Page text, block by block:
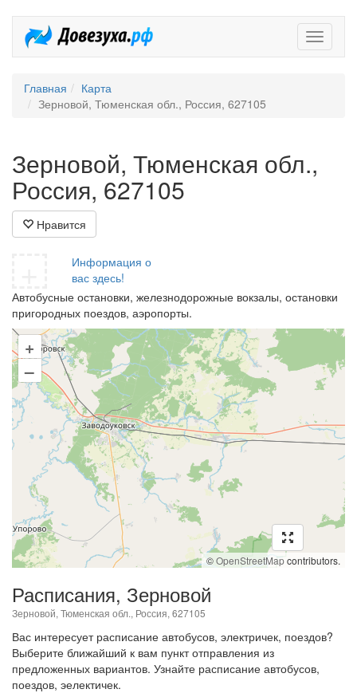
Главная
Карта
Зерновой, Тюменская обл., Россия, 627105
Зерновой, Тюменская обл.,
Россия, 627105
Нравится
Информация о
вас здесь!
Автобусные остановки, железнодорожные вокзалы, остановки
пригородных поездов, аэропорты.
+
–
©OpenStreetMapcontributors.
Расписания, Зерновой
Зерновой, Тюменская обл., Россия, 627105
Вас интересует расписание автобусов, электричек, поездов?
Выберите ближайший к вам пункт отправления из
предложенных вариантов. Узнайте расписание автобусов,
поездов, эелектичек.